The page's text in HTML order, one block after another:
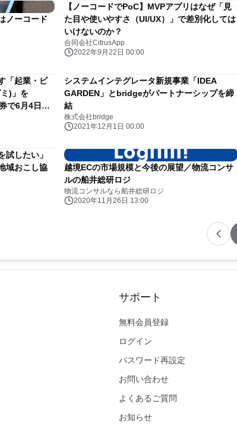
ノーコード
【ノーコードでPoC】MVPアプリはなぜ「見
た目や使いやすさ（UI/UX）」で差別化しては
いけないのか？
合同会社CitrusApp
2022年9月22日 00:00
「起業・ビ
)」を
で6月4日よ
システムインテグレータ新規事業「IDEA
GARDEN」とbridgeがパートナーシップを締
結
株式会社bridge
2021年12月1日 00:00
試したい」
域おこし協
越境ECの市場規模と今後の展望／物流コンサ
ルの船井総研ロジ
物流コンサルなら船井総研ロジ
2020年11月26日 13:00
サポート
無料会員登録
ログイン
パスワード再設定
お問い合わせ
よくあるご質問
お知らせ